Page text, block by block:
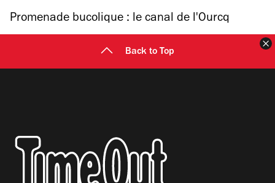
Promenade bucolique : le canal de l'Ourcq
Back to Top